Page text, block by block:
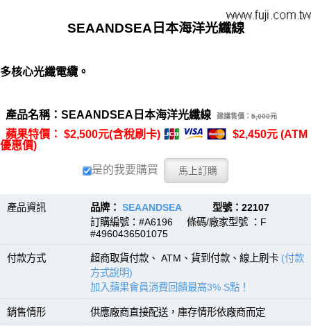
SEAANDSEA日本海洋光纖線
多核心光纖電纜。
產品名稱：SEAANDSEA日本海洋光纖線 建議售價： 5,000元
蘋果特價： $2,500元(含稅刷卡)
$2,450元 (ATM
優惠價)
是的我要購買
產品資訊 品牌： SEAANDSEA 型號：22107
訂購編號：#A6196 條碼/廠家型號 ：F
#4960436501075
付款方式 超商取貨付款、 ATM、貨到付款、線上刷卡 (付款
方式說明)
加入蘋果會員消費回饋最高3% S點！
銷售情形 供應廠商直接配送，庫存情形依廠商而定